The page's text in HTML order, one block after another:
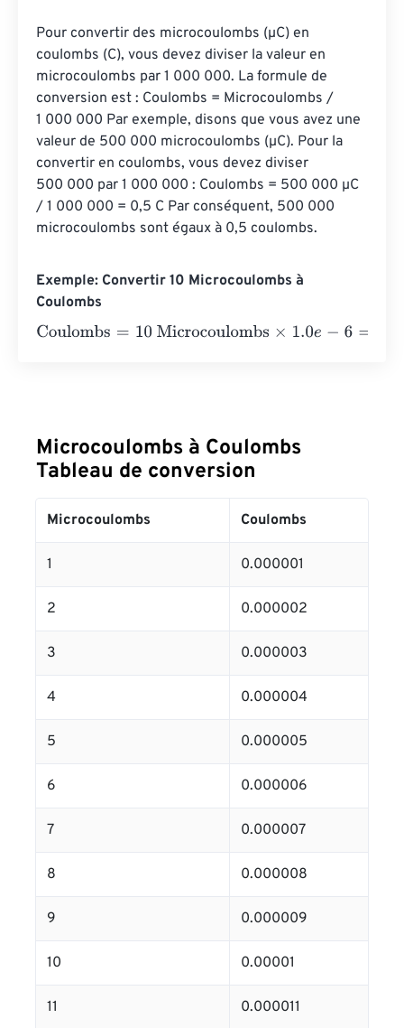
Pour convertir des microcoulombs (µC) en
coulombs (C), vous devez diviser la valeur en
microcoulombs par 1 000 000. La formule de
conversion est : Coulombs = Microcoulombs /
1 000 000 Par exemple, disons que vous avez une
valeur de 500 000 microcoulombs (µC). Pour la
convertir en coulombs, vous devez diviser
500 000 par 1 000 000 : Coulombs = 500 000 µC
/ 1 000 000 = 0,5 C Par conséquent, 500 000
microcoulombs sont égaux à 0,5 coulombs.
Exemple: Convertir 10 Microcoulombs à
Coulombs
Coulombs= 10 Microcoulombs×1.0e-6= 0.00001
Microcoulombs à Coulombs
Tableau de conversion
Microcoulombs Coulombs
1 0.000001
2 0.000002
3 0.000003
4 0.000004
5 0.000005
6 0.000006
7 0.000007
8 0.000008
9 0.000009
10 0.00001
11 0.000011